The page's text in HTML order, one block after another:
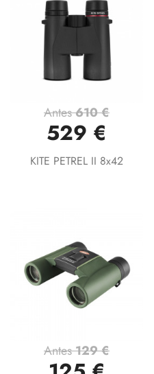
Antes610 €
529 €
KITE PETREL II 8x42
Antes129 €